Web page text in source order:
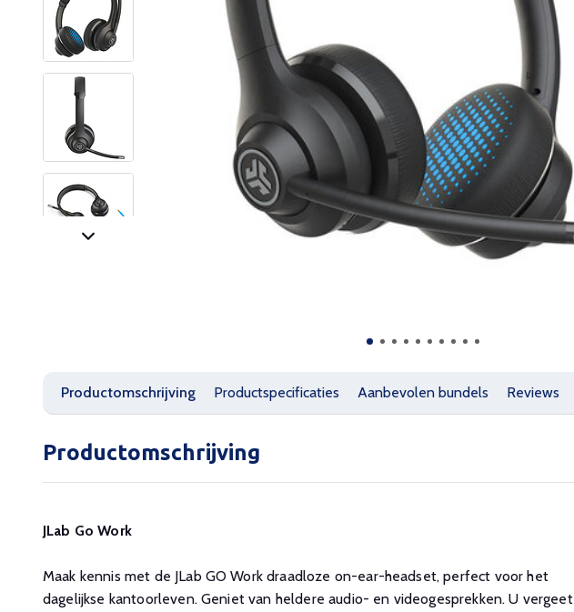
Productomschrijving Productspecificaties Aanbevolen bundels Reviews
Productomschrijving
JLab Go Work
Maak kennis met de JLab GO Work draadloze on-ear-headset, perfect voor het
dagelijkse kantoorleven. Geniet van heldere audio- en videogesprekken. U vergeet